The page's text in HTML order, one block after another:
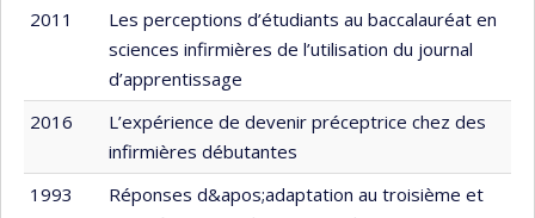
2011
Les perceptions d’étudiants au baccalauréat en
sciences infirmières de l’utilisation du journal
d’apprentissage
2016
L’expérience de devenir préceptrice chez des
infirmières débutantes
1993
Réponses d&apos;adaptation au troisième et